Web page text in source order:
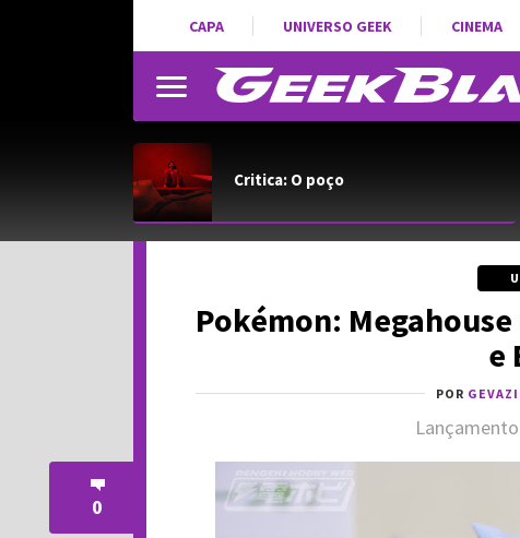
CAPA UNIVERSO GEEK CINEMA
Critica: O poço
Pokémon:
e
POR
0